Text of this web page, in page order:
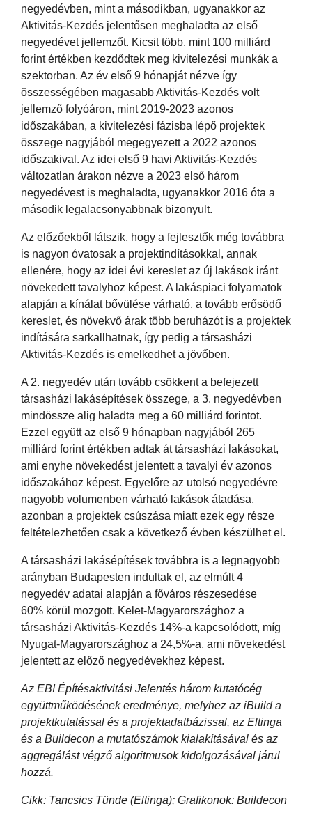
negyedévben, mint a másodikban, ugyanakkor az
Aktivitás-Kezdés jelentősen meghaladta az első
negyedévet jellemzőt. Kicsit több, mint 100 milliárd
forint értékben kezdődtek meg kivitelezési munkák a
szektorban. Az év első 9 hónapját nézve így
összességében magasabb Aktivitás-Kezdés volt
jellemző folyóáron, mint 2019-2023 azonos
időszakában, a kivitelezési fázisba lépő projektek
összege nagyjából megegyezett a 2022 azonos
időszakival. Az idei első 9 havi Aktivitás-Kezdés
változatlan árakon nézve a 2023 első három
negyedévest is meghaladta, ugyanakkor 2016 óta a
második legalacsonyabbnak bizonyult.
Az előzőekből látszik, hogy a fejlesztők még továbbra
is nagyon óvatosak a projektindításokkal, annak
ellenére, hogy az idei évi kereslet az új lakások iránt
növekedett tavalyhoz képest. A lakáspiaci folyamatok
alapján a kínálat bővülése várható, a tovább erősödő
kereslet, és növekvő árak több beruházót is a projektek
indítására sarkallhatnak, így pedig a társasházi
Aktivitás-Kezdés is emelkedhet a jövőben.
A 2. negyedév után tovább csökkent a befejezett
társasházi lakásépítések összege, a 3. negyedévben
mindössze alig haladta meg a 60 milliárd forintot.
Ezzel együtt az első 9 hónapban nagyjából 265
milliárd forint értékben adtak át társasházi lakásokat,
ami enyhe növekedést jelentett a tavalyi év azonos
időszakához képest. Egyelőre az utolsó negyedévre
nagyobb volumenben várható lakások átadása,
azonban a projektek csúszása miatt ezek egy része
feltételezhetően csak a következő évben készülhet el.
A társasházi lakásépítések továbbra is a legnagyobb
arányban Budapesten indultak el, az elmúlt 4
negyedév adatai alapján a főváros részesedése
60% körül mozgott. Kelet-Magyarországhoz a
társasházi Aktivitás-Kezdés 14%-a kapcsolódott, míg
Nyugat-Magyarországhoz a 24,5%-a, ami növekedést
jelentett az előző negyedévekhez képest.
Az EBI Építésaktivitási Jelentés három kutatócég
együttműködésének eredménye, melyhez az iBuild a
projektkutatással és a projektadatbázissal, az Eltinga
és a Buildecon a mutatószámok kialakításával és az
aggregálást végző algoritmusok kidolgozásával járul
hozzá.
Cikk: Tancsics Tünde (Eltinga); Grafikonok: Buildecon